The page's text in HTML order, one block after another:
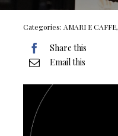
Categories: AMARI E CAFFE,
Share this
Email this